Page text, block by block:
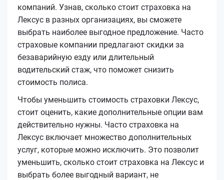
компаний. Узнав, сколько стоит страховка на
Лексус в разных организациях, вы сможете
выбрать наиболее выгодное предложение. Часто
страховые компании предлагают скидки за
безаварийную езду или длительный
водительский стаж, что поможет снизить
стоимость полиса.
Чтобы уменьшить стоимость страховки Лексус,
стоит оценить, какие дополнительные опции вам
действительно нужны. Часто страховка на
Лексус включает множество дополнительных
услуг, которые можно исключить. Это позволит
уменьшить, сколько стоит страховка на Лексус и
выбрать более выгодный вариант, не